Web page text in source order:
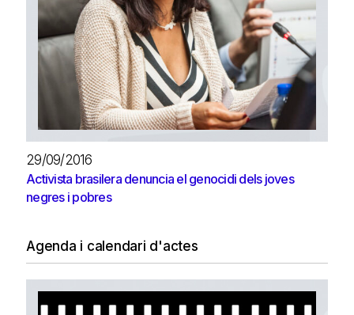
29/09/2016
Activista brasilera denuncia el genocidi dels joves
negres i pobres
Agenda i calendari d'actes